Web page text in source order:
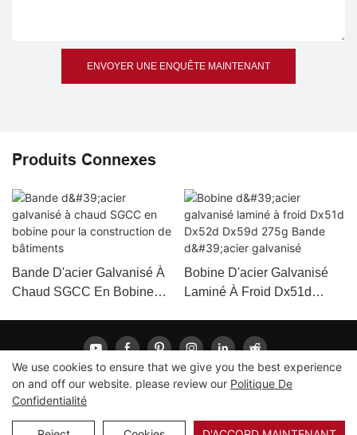
ENVOYER UNE ENQUÊTE MAINTENANT
Produits Connexes
Bande D'acier Galvanisé À
Chaud SGCC En Bobine
Bobine D'acier Galvanisé
Laminé À Froid Dx51d
Copyright © 2026 LONGXING |
confidentialité
We use cookies to ensure that we give you the best experience
on and off our website. please review our Politique De
Confidentialité